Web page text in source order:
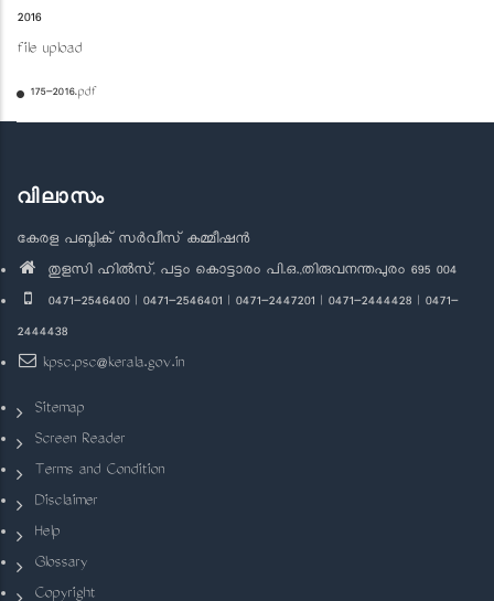
2016
file upload
175-2016.pdf
വിലാസം
കേരള പബ്ലിക് സർവീസ് കമ്മീഷൻ
തുളസി ഹിൽസ്, പട്ടം കൊട്ടാരം പി.ഒ.,തിരുവനന്തപുരം 695 004
0471-2546400 | 0471-2546401 | 0471-2447201 | 0471-2444428 | 0471-
2444438
kpsc.psc@kerala.gov.in
Sitemap
Screen Reader
Terms and Condition
Disclaimer
Help
Glossary
Copyright